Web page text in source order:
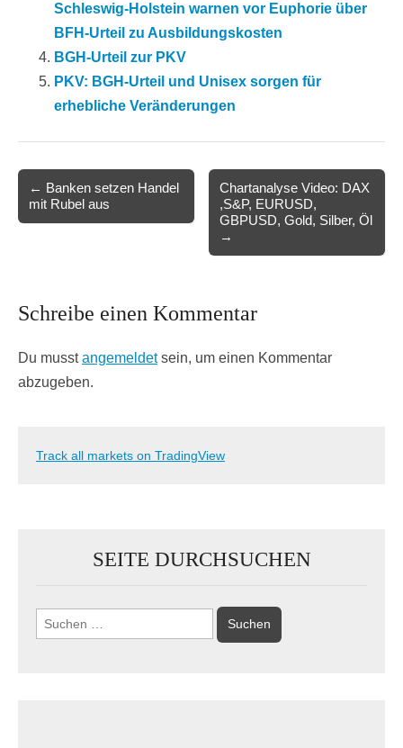
Schleswig-Holstein warnen vor Euphorie über
BFH-Urteil zu Ausbildungskosten
BGH-Urteil zur PKV
PKV: BGH-Urteil und Unisex sorgen für
erhebliche Veränderungen
navigation
← Banken setzen Handel
mit Rubel aus
Chartanalyse Video: DAX
,S&P, EURUSD,
GBPUSD, Gold, Silber, Öl
→
Schreibe einen Kommentar
Du musstangemeldetsein, um einen Kommentar
abzugeben.
Track all markets on TradingView
SEITE DURCHSUCHEN
Suchen
nach: